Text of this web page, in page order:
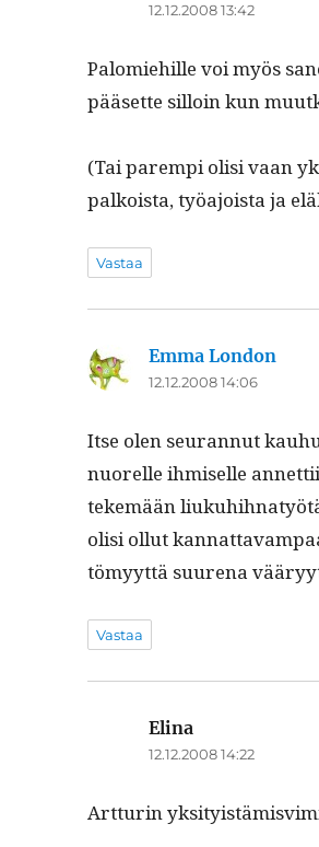
12.12.2008 13:42
Palomiehille voi myös
pääsette sil­loin kun
(Tai parem­pi olisi vaan
palkoista, työa­joista ja
Vastaa
Emma London
12.12.2008 14:06
Itse olen seu­ran­nut
nuorelle ihmiselle
tekemään
olisi ollut
tömyyt­tä suure­na
Vastaa
Elina
12.12.2008 14:22
Art­turin